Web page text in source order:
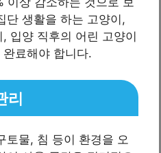
단 생활을 하는 고양이,
입양 직후의 어린 고양이
료해야 합니다.
리
토물, 침 등이 환경을 오